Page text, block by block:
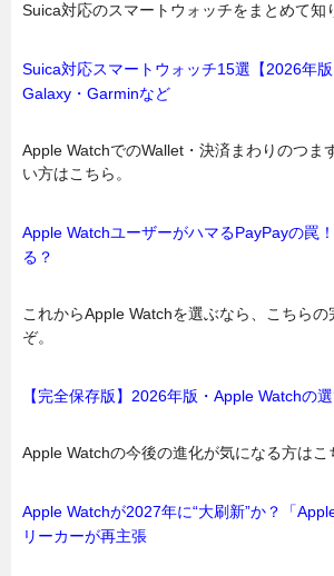
Suica対応のスマートウォッチをまとめて知
Suica対応スマートウォッチ15選【2026年版
Galaxy・Garminなど
Apple WatchでのWallet・決済まわりのつま
い方はこちら。
Apple WatchユーザーがハマるPayPayの罠
る？
これからApple Watchを選ぶなら、こちらの
ぞ。
【完全保存版】2026年版・Apple Watchの
Apple Watchの今後の進化が気になる方はこ
Apple Watchが2027年に“大刷新”か？「
リーカーが再主張